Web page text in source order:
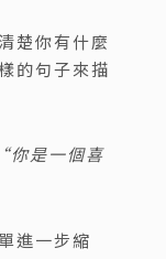
楚你有什麼
的句子來描
是一個喜
進一步縮